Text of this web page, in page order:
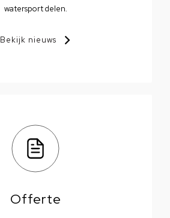
watersport delen.
Bekijk nieuws
Offerte